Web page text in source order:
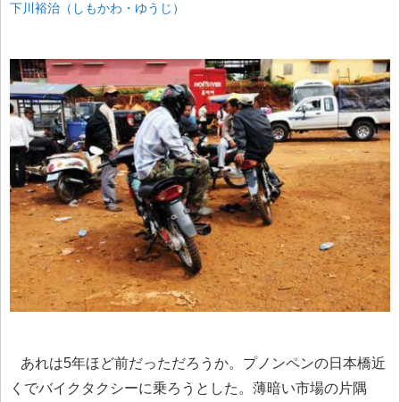
下川裕治（しもかわ・ゆうじ）
あれは5年ほど前だっただろうか。プノンペンの日本橋近
くでバイクタクシーに乗ろうとした。薄暗い市場の片隅